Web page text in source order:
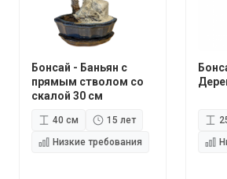
Бонсай - Баньян с
прямым стволом со
скалой 30 см
40 см
15 лет
Низкие требования